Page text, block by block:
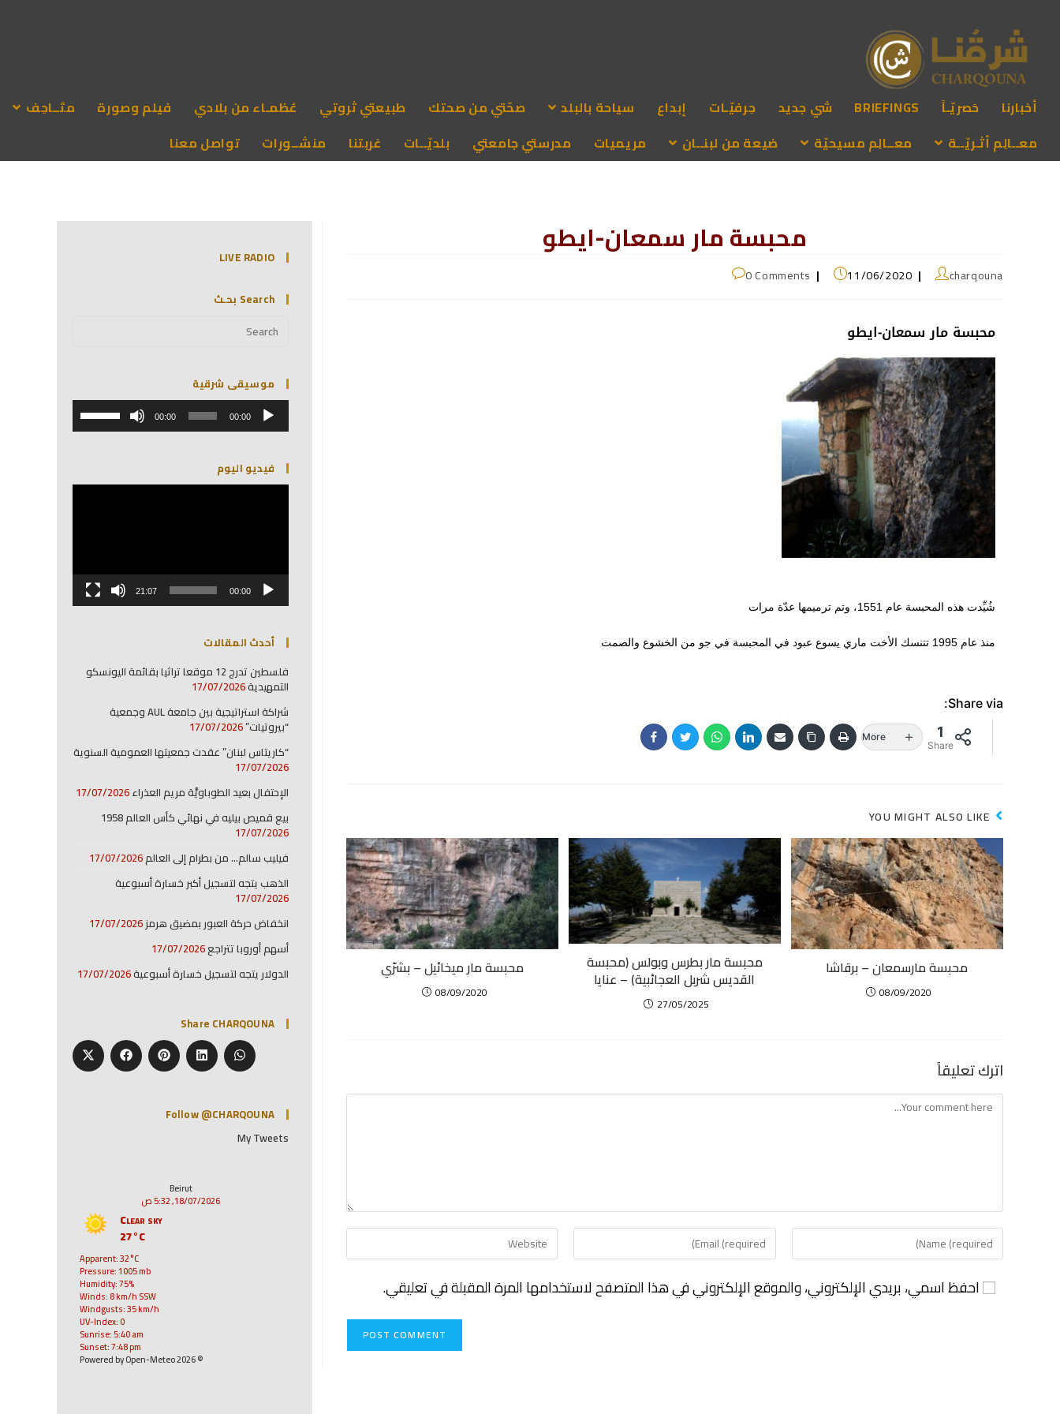
أخبارنا حَصريّـاً BRIEFINGS شي جديد حِرفيّـات إبداع سياحة بالبلد صحّتي من صحتك طبيعتي ثروتي عُظمـاء من بلادي فيلم وصورة
متَــاحِف
معــالِم أثـريّــة
معــالِم مسيحيّة ضيعة من لبنــان مريميات مدرستي جامعتي بلديّــات غربتنا منشــورات تواصل معنا
محبسة مار سمعان-ايطو
charqouna
11/06/2020
0 Comments
محبسة مار سمعان-ايطو
شُيِّدت هذه المحبسة عام 1551، وتم ترميمها عدّة مرات
منذ عام 1995 تتنسك الأخت ماري يسوع عبود في المحبسة في جو من الخشوع والصمت
Share via:
1
Share
More
YOU MIGHT ALSO LIKE
محبسة مار ميخائيل – بشرّي
08/09/2020
محبسة مار بطرس وبولس (محبسة
القديس شربل العجائبية) – عنايا
27/05/2025
محبسة مارسمعان – برقاشا
08/09/2020
اترك تعليقاً
احفظ اسمي، بريدي الإلكتروني، والموقع الإلكتروني في هذا المتصفح لاستخدامها المرة المقبلة في تعليقي.
LIVE RADIO
Search بحـث
موسيقى شرقية
مشغل
الصوت 00:00
00:00
مفاتيح
لزيادة
فيديو اليوم
مشغل
00:00
21:07
أحدث المقالات
فلسطين تدرج 12 موقعا تراثيا بقائمة اليونسكو
التمهيدية17/07/2026
شراكة استراتيجية بين جامعة AUL وجمعية
“بيروتيات”17/07/2026
“كاريتاس لبنان” عقدت جمعيتها العمومية السنوية
17/07/2026
الإحتفال بعيد الطوباويَّة مريم العذراء17/07/2026
بيع قميص بيليه في نهائي كأس العالم 1958
17/07/2026
فيليب سالم… من بطرام إلى العالم17/07/2026
الذهب يتجه لتسجيل أكبر خسارة أسبوعية
17/07/2026
انخفاض حركة العبور بمضيق هرمز17/07/2026
أسهم أوروبا تتراجع17/07/2026
الدولار يتجه لتسجيل خسارة أسبوعية17/07/2026
Share CHARQOUNA
Follow @CHARQOUNA
My Tweets
Beirut
18/07/2026, 5:32 ص
Clear sky
27°C
Apparent: 32°C
Pressure: 1005 mb
Humidity: 75%
Winds: 8 km/h SSW
Windgusts: 35 km/h
UV-Index: 0
Sunrise: 5:40 am
Sunset: 7:48 pm
© 2026 Powered by Open-Meteo